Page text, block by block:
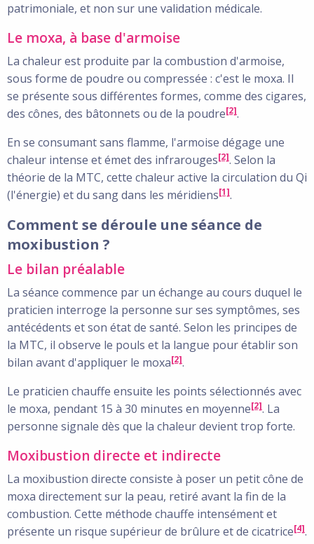
patrimoniale, et non sur une validation médicale.
Le moxa, à base d'armoise
La chaleur est produite par la combustion d'armoise,
sous forme de poudre ou compressée : c'est le moxa. Il
se présente sous différentes formes, comme des cigares,
des cônes, des bâtonnets ou de la poudre[2].
En se consumant sans flamme, l'armoise dégage une
chaleur intense et émet des infrarouges[2]. Selon la
théorie de la MTC, cette chaleur active la circulation du Qi
(l'énergie) et du sang dans les méridiens[1].
Comment se déroule une séance de
moxibustion ?
Le bilan préalable
La séance commence par un échange au cours duquel le
praticien interroge la personne sur ses symptômes, ses
antécédents et son état de santé. Selon les principes de
la MTC, il observe le pouls et la langue pour établir son
bilan avant d'appliquer le moxa[2].
Le praticien chauffe ensuite les points sélectionnés avec
le moxa, pendant 15 à 30 minutes en moyenne[2]. La
personne signale dès que la chaleur devient trop forte.
Moxibustion directe et indirecte
La moxibustion directe consiste à poser un petit cône de
moxa directement sur la peau, retiré avant la fin de la
combustion. Cette méthode chauffe intensément et
présente un risque supérieur de brûlure et de cicatrice[4].